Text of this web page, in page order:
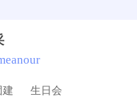
建 生日会